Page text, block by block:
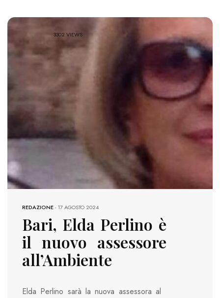
3302 VIEWS
REDAZIONE-17 AGOSTO 2024
Bari, Elda Perlino è
il nuovo assessore
all’Ambiente
Elda Perlino sarà la nuova assessora al